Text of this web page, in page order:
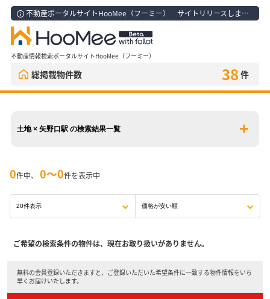
不動産ポータルサイトHooMee（フーミー） サイトリリースしました！
不動産情報検索ポータルサイトHooMee（フーミー）
総掲載物件数 38 件
土地 × 矢野口駅 の検索結果一覧
0件中、 0〜0件を表示中
ご希望の検索条件の物件は、現在お取り扱いがありません。
無料の会員登録いただきますと、ご登録いただいた希望条件に一致する物件情報をいち
早くお届けいたします。